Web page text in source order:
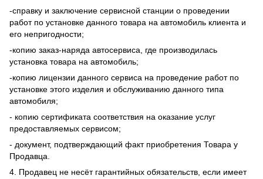
-справку и заключение сервисной станции о проведении
работ по установке данного товара на автомобиль клиента и
его непригодности;
-копию заказ-наряда автосервиса, где производилась
установка товара на автомобиль;
-копию лицензии данного сервиса на проведение работ по
установке этого изделия и обслуживанию данного типа
автомобиля;
- копию сертификата соответствия на оказание услуг
предоставляемых сервисом;
- документ, подтверждающий факт приобретения Товара у
Продавца.
4. Продавец не несёт гарантийных обязательств, если имеет